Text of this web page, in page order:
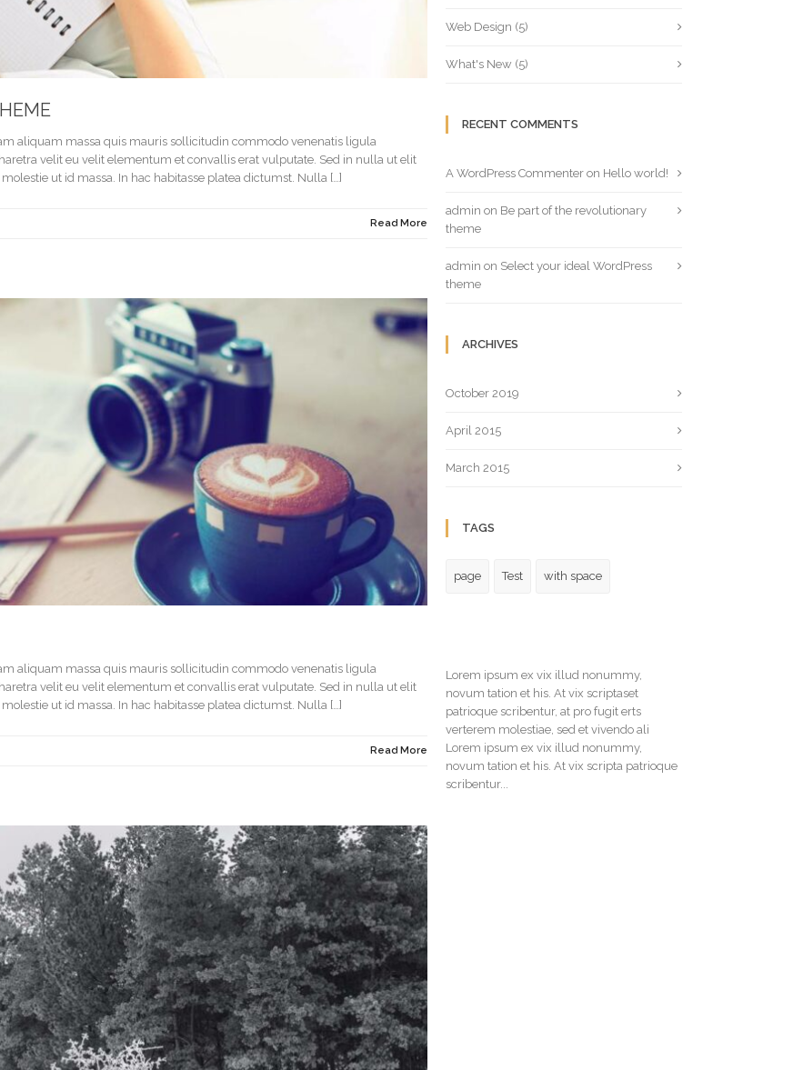
aliquam massa quis mauris sollicitudin commodo venenatis ligula
velit eu velit elementum et convallis erat vulputate. Sed in nulla ut elit
ut id massa. In hac habitasse platea dictumst. Nulla […]
Read More
aliquam massa quis mauris sollicitudin commodo venenatis ligula
velit eu velit elementum et convallis erat vulputate. Sed in nulla ut elit
ut id massa. In hac habitasse platea dictumst. Nulla […]
Read More
Web Design (5)
What's New (5)
RECENT COMMENTS
A WordPress Commenter on Hello world!
admin on Be part of the revolutionary
theme
admin on Select your ideal WordPress
theme
ARCHIVES
October 2019
April 2015
March 2015
TAGS
page Test with space
Lorem ipsum ex vix illud nonummy,
novum tation et his. At vix scriptaset
patrioque scribentur, at pro fugit erts
verterem molestiae, sed et vivendo ali
Lorem ipsum ex vix illud nonummy,
novum tation et his. At vix scripta patrioque
scribentur...